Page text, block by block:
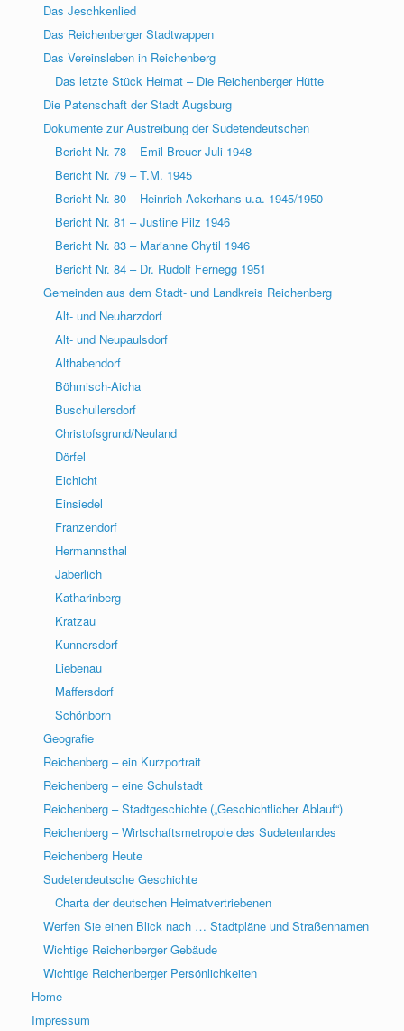
Das Jeschkenlied
Das Reichenberger Stadtwappen
Das Vereinsleben in Reichenberg
Das letzte Stück Heimat – Die Reichenberger Hütte
Die Patenschaft der Stadt Augsburg
Dokumente zur Austreibung der Sudetendeutschen
Bericht Nr. 78 – Emil Breuer Juli 1948
Bericht Nr. 79 – T.M. 1945
Bericht Nr. 80 – Heinrich Ackerhans u.a. 1945/1950
Bericht Nr. 81 – Justine Pilz 1946
Bericht Nr. 83 – Marianne Chytil 1946
Bericht Nr. 84 – Dr. Rudolf Fernegg 1951
Gemeinden aus dem Stadt- und Landkreis Reichenberg
Alt- und Neuharzdorf
Alt- und Neupaulsdorf
Althabendorf
Böhmisch-Aicha
Buschullersdorf
Christofsgrund/Neuland
Dörfel
Eichicht
Einsiedel
Franzendorf
Hermannsthal
Jaberlich
Katharinberg
Kratzau
Kunnersdorf
Liebenau
Maffersdorf
Schönborn
Geografie
Reichenberg – ein Kurzportrait
Reichenberg – eine Schulstadt
Reichenberg – Stadtgeschichte („Geschichtlicher Ablauf“)
Reichenberg – Wirtschaftsmetropole des Sudetenlandes
Reichenberg Heute
Sudetendeutsche Geschichte
Charta der deutschen Heimatvertriebenen
Werfen Sie einen Blick nach … Stadtpläne und Straßennamen
Wichtige Reichenberger Gebäude
Wichtige Reichenberger Persönlichkeiten
Home
Impressum